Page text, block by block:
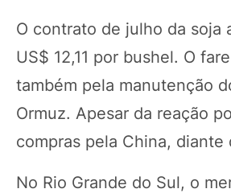
O contrato de julho da soja
US$ 12,11 por bushel. O
também pela manutenção
Ormuz. Apesar da reação
compras pela China,
No Rio Grande do Sul, o